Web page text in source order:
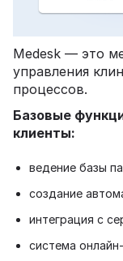
Medesk — это
управления
процессов.
Базовые
клиенты:
ведение базы
создание
интеграция с
система